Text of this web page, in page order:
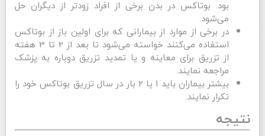
بود. بوتاکس در بدن برخی از افراد زودتر از دیگران حل
می‌شود.
در برخی از موارد از بیمارانی که برای اولین باز از بوتاکس
استفاده می‌کنند خواسته می‌شود تا بعد از 2 تا 3 هفته
از تزریق برای معاینه و یا تمدید تزریق دوباره به پزشک
مراجعه نمایند.
بیشتر بیماران باید 1 یا 2 بار در سال تزریق بوتاکس خود را
تکرار نمایند.
نتیجه